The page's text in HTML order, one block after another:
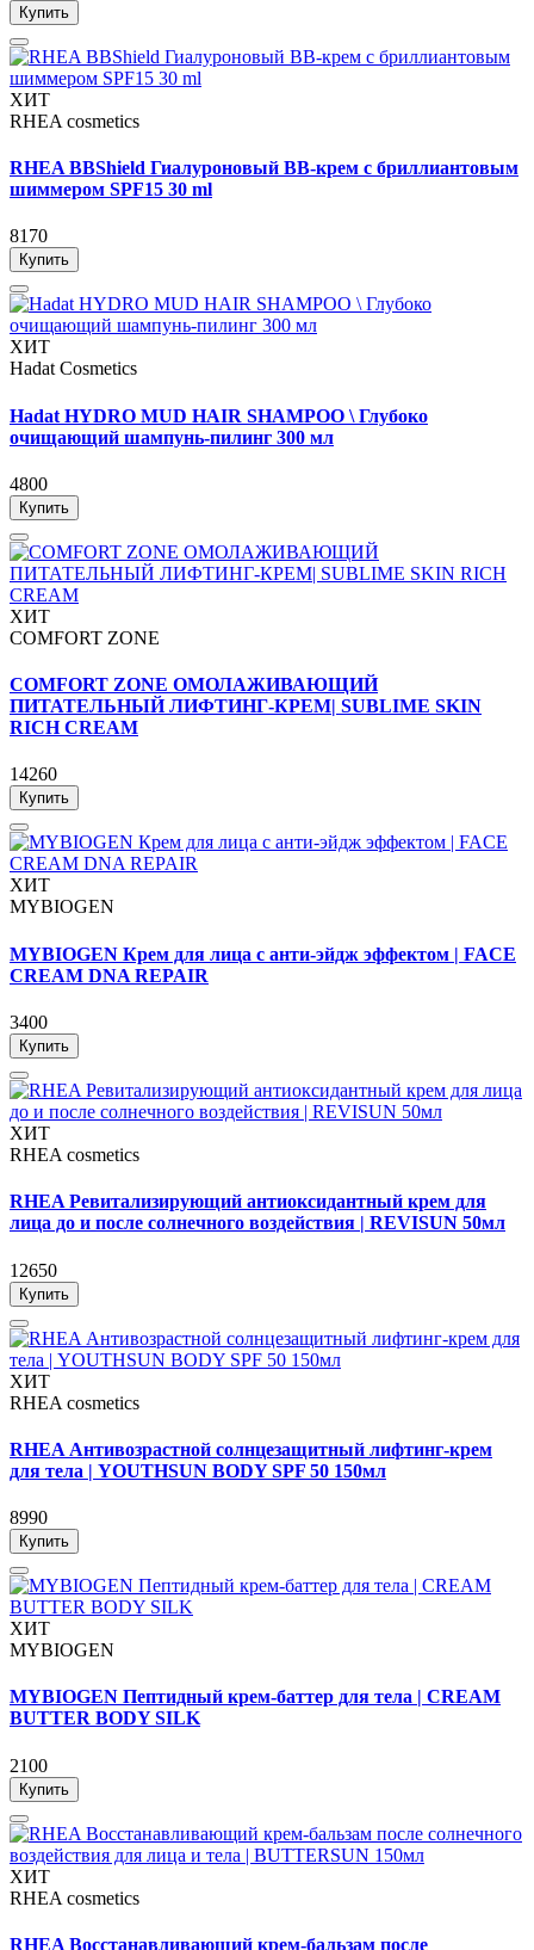
Купить
ХИТ
RHEA cosmetics
RHEA BBShield Гиалуроновый BB-крем с бриллиантовым
шиммером SPF15 30 ml
8170
Купить
ХИТ
Hadat Cosmetics
Hadat HYDRO MUD HAIR SHAMPOO \ Глубоко
очищающий шампунь-пилинг 300 мл
4800
Купить
ХИТ
COMFORT ZONE
COMFORT ZONE ОМОЛАЖИВАЮЩИЙ
ПИТАТЕЛЬНЫЙ ЛИФТИНГ-КРЕМ| SUBLIME SKIN
RICH CREAM
14260
Купить
ХИТ
MYBIOGEN
MYBIOGEN Крем для лица с анти-эйдж эффектом | FACE
CREAM DNA REPAIR
3400
Купить
ХИТ
RHEA cosmetics
RHEA Ревитализирующий антиоксидантный крем для
лица до и после солнечного воздействия | REVISUN 50мл
12650
Купить
ХИТ
RHEA cosmetics
RHEA Антивозрастной солнцезащитный лифтинг-крем
для тела | YOUTHSUN BODY SPF 50 150мл
8990
Купить
ХИТ
MYBIOGEN
MYBIOGEN Пептидный крем-баттер для тела | CREAM
BUTTER BODY SILK
2100
Купить
ХИТ
RHEA cosmetics
RHEA Восстанавливающий крем-бальзам после